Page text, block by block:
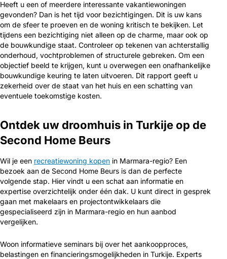
Heeft u een of meerdere interessante vakantiewoningen
gevonden? Dan is het tijd voor bezichtigingen. Dit is uw kans
om de sfeer te proeven en de woning kritisch te bekijken. Let
tijdens een bezichtiging niet alleen op de charme, maar ook op
de bouwkundige staat. Controleer op tekenen van achterstallig
onderhoud, vochtproblemen of structurele gebreken. Om een
objectief beeld te krijgen, kunt u overwegen een onafhankelijke
bouwkundige keuring te laten uitvoeren. Dit rapport geeft u
zekerheid over de staat van het huis en een schatting van
eventuele toekomstige kosten.
Ontdek uw droomhuis in Turkije op de
Second Home Beurs
Wil je een recreatiewoning kopen in Marmara-regio? Een
bezoek aan de Second Home Beurs is dan de perfecte
volgende stap. Hier vindt u een schat aan informatie en
expertise overzichtelijk onder één dak. U kunt direct in gesprek
gaan met makelaars en projectontwikkelaars die
gespecialiseerd zijn in Marmara-regio en hun aanbod
vergelijken.
Woon informatieve seminars bij over het aankoopproces,
belastingen en financieringsmogelijkheden in Turkije. Experts